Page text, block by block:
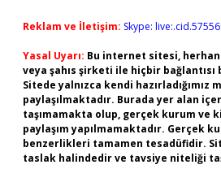
Reklam ve İletişim: Skype:
Yasal Uyarı: Bu internet sitesi,
veya şahıs şirketi ile hiçbir
Sitede yalnızca kendi hazırladığımız
paylaşılmaktadır. Burada yer alan
taşımamakta olup, gerçek kurum ve
paylaşım yapılmamaktadır. Gerçek
benzerlikleri tamamen tesadüfidir.
taslak halindedir ve tavsiye niteliği